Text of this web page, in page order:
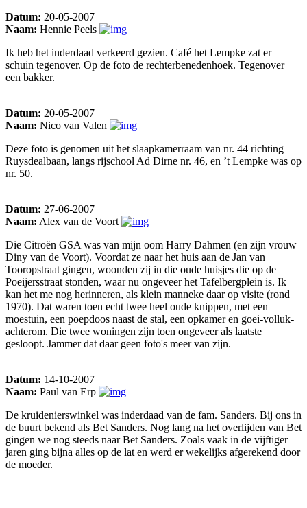
Datum: 20-05-2007
Naam: Hennie Peels
Ik heb het inderdaad verkeerd gezien. Café het Lempke zat er
schuin tegenover. Op de foto de rechterbenedenhoek. Tegenover
een bakker.
Datum: 20-05-2007
Naam: Nico van Valen
Deze foto is genomen uit het slaapkamerraam van nr. 44 richting
Ruysdealbaan, langs rijschool Ad Dirne nr. 46, en ’t Lempke was op
nr. 50.
Datum: 27-06-2007
Naam: Alex van de Voort
Die Citroën GSA was van mijn oom Harry Dahmen (en zijn vrouw
Diny van de Voort). Voordat ze naar het huis aan de Jan van
Tooropstraat gingen, woonden zij in die oude huisjes die op de
Poeijersstraat stonden, waar nu ongeveer het Tafelbergplein is. Ik
kan het me nog herinneren, als klein manneke daar op visite (rond
1970). Dat waren toen echt twee heel oude knippen, met een
moestuin, een poepdoos naast de stal, een opkamer en goei-volluk-
achterom. Die twee woningen zijn toen ongeveer als laatste
gesloopt. Jammer dat daar geen foto's meer van zijn.
Datum: 14-10-2007
Naam: Paul van Erp
De kruidenierswinkel was inderdaad van de fam. Sanders. Bij ons in
de buurt bekend als Bet Sanders. Nog lang na het overlijden van Bet
gingen we nog steeds naar Bet Sanders. Zoals vaak in de vijftiger
jaren ging bijna alles op de lat en werd er wekelijks afgerekend door
de moeder.